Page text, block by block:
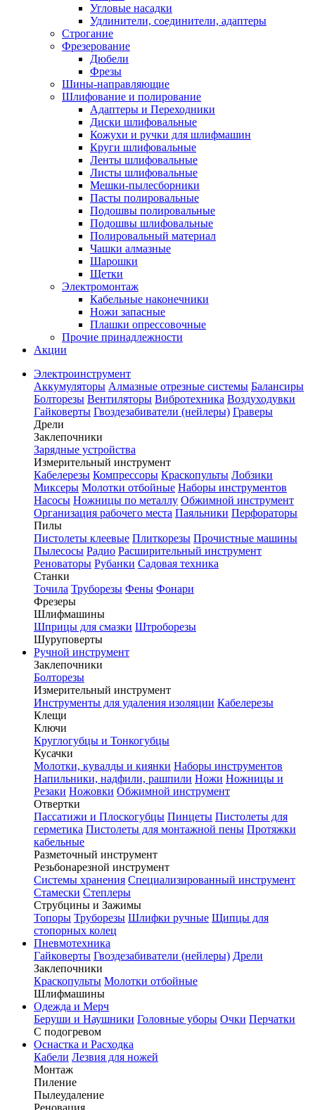
Угловые насадки
Удлинители, соединители, адаптеры
Строгание
Фрезерование
Дюбели
Фрезы
Шины-направляющие
Шлифование и полирование
Адаптеры и Переходники
Диски шлифовальные
Кожухи и ручки для шлифмашин
Круги шлифовальные
Ленты шлифовальные
Листы шлифовальные
Мешки-пылесборники
Пасты полировальные
Подошвы полировальные
Подошвы шлифовальные
Полировальный материал
Чашки алмазные
Шарошки
Щетки
Электромонтаж
Кабельные наконечники
Ножи запасные
Плашки опрессовочные
Прочие принадлежности
Акции
Электроинструмент
Аккумуляторы Алмазные отрезные системы Балансиры
Болторезы Вентиляторы Вибротехника Воздуходувки
Гайковерты Гвоздезабиватели (нейлеры) Граверы
Дрели
Заклепочники
Зарядные устройства
Измерительный инструмент
Кабелерезы Компрессоры Краскопульты Лобзики
Миксеры Молотки отбойные Наборы инструментов
Насосы Ножницы по металлу Обжимной инструмент
Организация рабочего места Паяльники Перфораторы
Пилы
Пистолеты клеевые Плиткорезы Прочистные машины
Пылесосы Радио Расширительный инструмент
Реноваторы Рубанки Садовая техника
Станки
Точила Труборезы Фены Фонари
Фрезеры
Шлифмашины
Шприцы для смазки Штроборезы
Шуруповерты
Ручной инструмент
Заклепочники
Болторезы
Измерительный инструмент
Инструменты для удаления изоляции Кабелерезы
Клещи
Ключи
Круглогубцы и Тонкогубцы
Кусачки
Молотки, кувалды и киянки Наборы инструментов
Напильники, надфили, рашпили Ножи Ножницы и
Резаки Ножовки Обжимной инструмент
Отвертки
Пассатижи и Плоскогубцы Пинцеты Пистолеты для
герметика Пистолеты для монтажной пены Протяжки
кабельные
Разметочный инструмент
Резьбонарезной инструмент
Системы хранения Специализированный инструмент
Стамески Степлеры
Струбцины и Зажимы
Топоры Труборезы Шлифки ручные Щипцы для
стопорных колец
Пневмотехника
Гайковерты Гвоздезабиватели (нейлеры) Дрели
Заклепочники
Краскопульты Молотки отбойные
Шлифмашины
Одежда и Мерч
Беруши и Наушники Головные уборы Очки Перчатки
С подогревом
Оснастка и Расходка
Кабели Лезвия для ножей
Монтаж
Пиление
Пылеудаление
Реновация